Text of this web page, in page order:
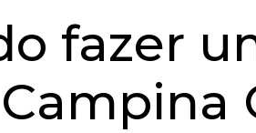
fazer
Campina